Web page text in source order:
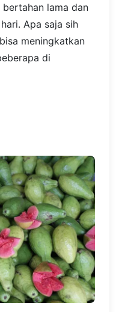
lama dan
Apa saja sih
meningkatkan
di